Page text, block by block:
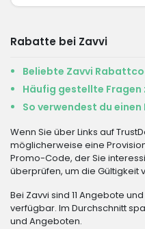
Rabatte bei Zavvi
Beliebte Zavvi
Häufig gestellte Fragen
So verwendest du
Wenn Sie über Links auf
möglicherweise eine
Promo-Code, der Sie
überprüfen, um die Gültigkeit
Bei Zavvi sind 11 Angebote
verfügbar. Im Durchschnitt
und Angeboten.